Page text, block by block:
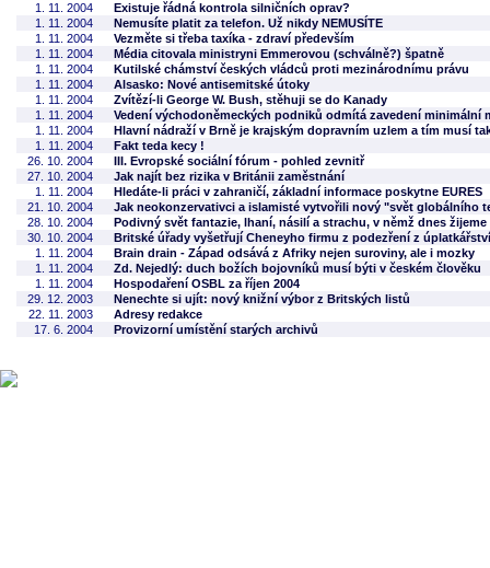
1. 11. 2004
Existuje řádná kontrola silničních oprav?
1. 11. 2004
Nemusíte platit za telefon. Už nikdy NEMUSÍTE
1. 11. 2004
Vezměte si třeba taxíka - zdraví především
1. 11. 2004
Média citovala ministryni Emmerovou (schválně?) špatně
1. 11. 2004
Kutilské chámství českých vládců proti mezinárodnímu právu
1. 11. 2004
Alsasko: Nové antisemitské útoky
1. 11. 2004
Zvítězí-li George W. Bush, stěhuji se do Kanady
1. 11. 2004
Vedení východoněmeckých podniků odmítá zavedení minimální
1. 11. 2004
Hlavní nádraží v Brně je krajským dopravním uzlem a tím musí
1. 11. 2004
Fakt teda kecy !
26. 10. 2004
III. Evropské sociální fórum - pohled zevnitř
27. 10. 2004
Jak najít bez rizika v Británii zaměstnání
1. 11. 2004
Hledáte-li práci v zahraničí, základní informace poskytne EURES
21. 10. 2004
Jak neokonzervativci a islamisté vytvořili nový "svět globálního
28. 10. 2004
Podivný svět fantazie, lhaní, násilí a strachu, v němž dnes žijeme
30. 10. 2004
Britské úřady vyšetřují Cheneyho firmu z podezření z úplatkářství
1. 11. 2004
Brain drain - Západ odsává z Afriky nejen suroviny, ale i mozky
1. 11. 2004
Zd. Nejedlý: duch božích bojovníků musí býti v českém člověku
1. 11. 2004
Hospodaření OSBL za říjen 2004
29. 12. 2003
Nenechte si ujít: nový knižní výbor z Britských listů
22. 11. 2003
Adresy redakce
17. 6. 2004
Provizorní umístění starých archivů